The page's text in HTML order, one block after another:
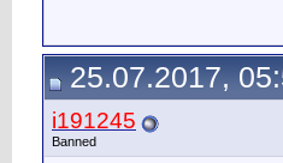
25.07.2017,
i191245
Banned